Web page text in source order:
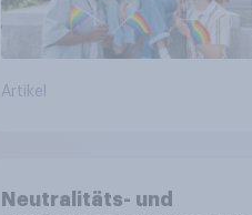
Artikel
Neutralitäts- und